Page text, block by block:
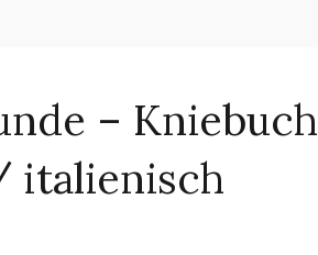
– Kniebuch
italienisch